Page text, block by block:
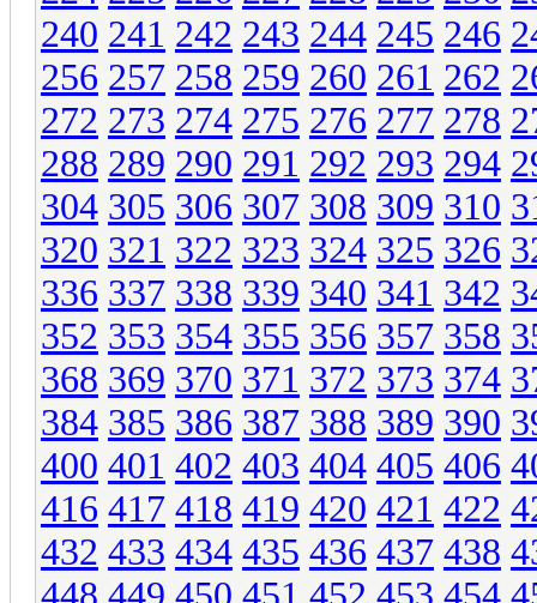
240 241 242 243 244 245 246
256 257 258 259 260 261 262
272 273 274 275 276 277 278
288 289 290 291 292 293 294
304 305 306 307 308 309 310
320 321 322 323 324 325 326
336 337 338 339 340 341 342
352 353 354 355 356 357 358
368 369 370 371 372 373 374
384 385 386 387 388 389 390
400 401 402 403 404 405 406
416 417 418 419 420 421 422
432 433 434 435 436 437 438